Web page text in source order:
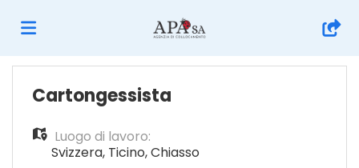
Home
Offerte
Cartongessista
Luogo di lavoro:
Svizzera, Ticino,Chiasso